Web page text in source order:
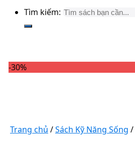
Tìm kiếm:
-30%
Trang chủ /Sách Kỹ Năng Sống /